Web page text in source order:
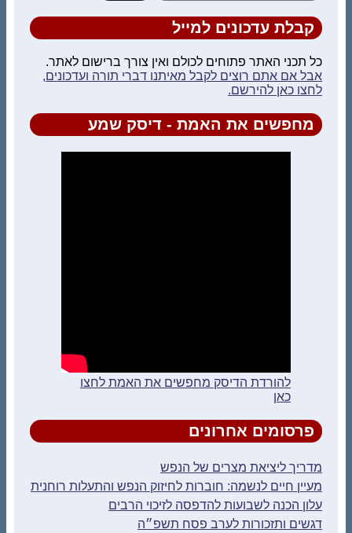
קבלת עדכונים למייל
כל תכני האתר פתוחים לכולם ואין צורך ברישום לאתר.
אבל אם אתם רוצים לקבל מאיתנו דברי תורה ועדכונים,
לחצו כאן להירשם.
מחפשים את האמת - דיסק שמע
להורדת הדיסק מחפשים את האמת לחצו
כאן
פרסומים אחרונים
מדריך ליציאת מצרים של הנפש
מעיין חיים לנשמה: חוברות לחיזוק הנפש והתעלות רוחנית
עלון הכנה לשבועות להדפסה לזיכוי הרבים
דגשים ותזכורות לערב פסח תשפ״ה